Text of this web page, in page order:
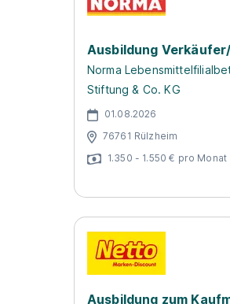
Ausbildung
Norma
Stiftung & Co. KG
01.08.2026
76761 Rülzheim
1.350 - 1.550 € pro Monat
Ausbildung zum